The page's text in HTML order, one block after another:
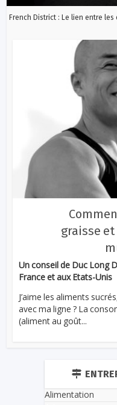
French District : Le lien entre
graisse
Un conseil de Duc Long
France et aux Etats-Unis
J’aime les aliments
avec ma ligne ? La
(aliment au goût...
Alimentation